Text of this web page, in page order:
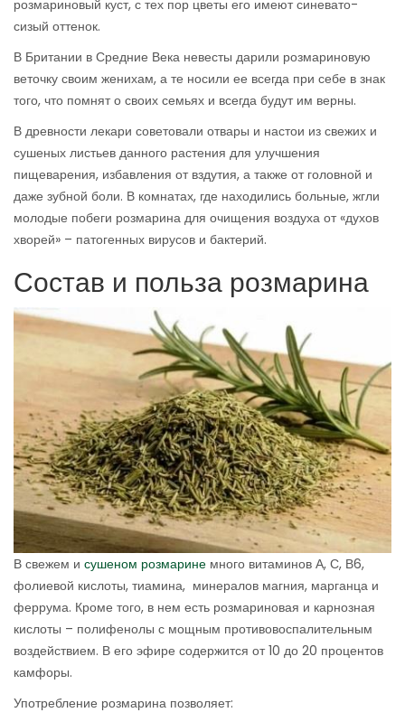
розмариновый куст, с тех пор цветы его имеют синевато-
сизый оттенок.
В Британии в Средние Века невесты дарили розмариновую
веточку своим женихам, а те носили ее всегда при себе в знак
того, что помнят о своих семьях и всегда будут им верны.
В древности лекари советовали отвары и настои из свежих и
сушеных листьев данного растения для улучшения
пищеварения, избавления от вздутия, а также от головной и
даже зубной боли. В комнатах, где находились больные, жгли
молодые побеги розмарина для очищения воздуха от «духов
хворей» – патогенных вирусов и бактерий.
Состав и польза розмарина
В свежем и сушеном розмарине много витаминов А, С, В6,
фолиевой кислоты, тиамина, минералов магния, марганца и
феррума. Кроме того, в нем есть розмариновая и карнозная
кислоты – полифенолы с мощным противовоспалительным
воздействием. В его эфире содержится от 10 до 20 процентов
камфоры.
Употребление розмарина позволяет: